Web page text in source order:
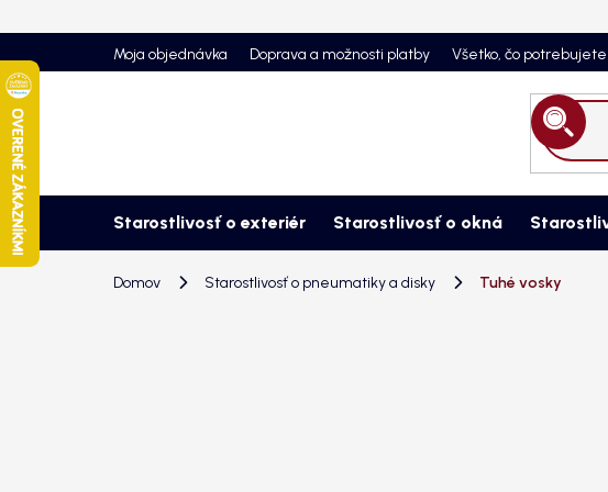
na
obsah
Moja objednávka Doprava a možnosti platby Všetko, čo
Hľadať
Starostlivosť o exteriér Starostlivosť o okná
Domov Starostlivosť o pneumatiky a disky Tuhé vosky